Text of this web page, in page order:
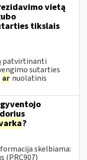
vietą
tikslais
patvirtinanti
sutarties
ar nuolatinis
?
skelbiama:
(PRC907)